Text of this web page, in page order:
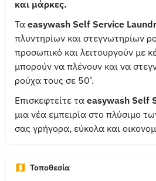
και μάρκες.
Τα easywash Self Service
πλυντηρίων και στεγνωτηρίων
προσωπικό και λειτουργούν με
μπορούν να πλένουν και να
ρούχα τους σε 50’.
Επισκεφτείτε τα easywash Self
μια νέα εμπειρία στο πλύσιμο
σας γρήγορα, εύκολα και
Τοποθεσία